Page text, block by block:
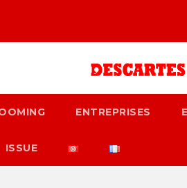
ENTREPRISES
ISSUE